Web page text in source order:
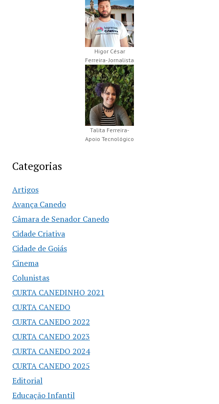
Higor César
Ferreira- Jornalista
Talita Ferreira-
Apoio Tecnológico
Categorias
Artigos
Avança Canedo
Câmara de Senador Canedo
Cidade Criativa
Cidade de Goiás
Cinema
Colunistas
CURTA CANEDINHO 2021
CURTA CANEDO
CURTA CANEDO 2022
CURTA CANEDO 2023
CURTA CANEDO 2024
CURTA CANEDO 2025
Editorial
Educação Infantil